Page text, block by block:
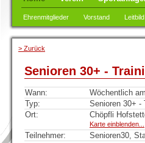
Ehrenmitglieder Vorstand
> Zurück
Senioren 30+ -
Wann:
Wöchentlich
Typ:
Senioren 30+ -
Ort:
Chöpfli
Karte einblenden...
Teilnehmer: Senioren30,